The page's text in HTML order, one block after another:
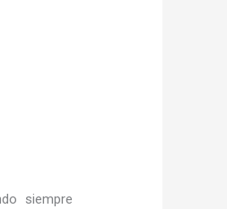
siempre